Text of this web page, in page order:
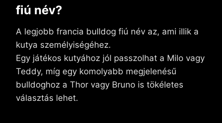
fiú név?
A legjobb francia bulldog fiú név az, ami illik a
kutya személyiségéhez.
Egy játékos kutyához jól passzolhat a Milo vagy
Teddy, míg egy komolyabb megjelenésű
bulldoghoz a Thor vagy Bruno is tökéletes
választás lehet.